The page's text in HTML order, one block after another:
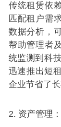
传统租赁依
匹配租户需
数据分析，
帮助管理者
统监测到科
迅速推出短
企业节省了长
2. 资产管理